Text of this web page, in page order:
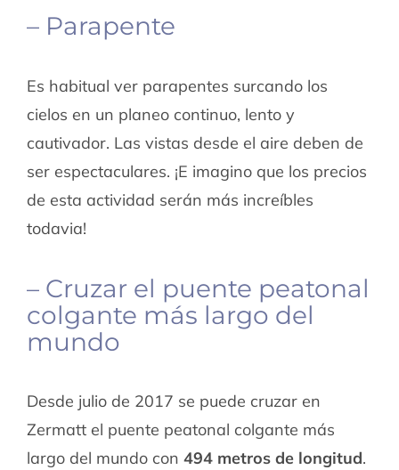
– Parapente
Es habitual ver parapentes surcando los
cielos en un planeo continuo, lento y
cautivador. Las vistas desde el aire deben de
ser espectaculares. ¡E imagino que los precios
de esta actividad serán más increíbles
todavia!
– Cruzar el puente peatonal
colgante más largo del
mundo
Desde julio de 2017 se puede cruzar en
Zermatt el puente peatonal colgante más
largo del mundo con 494 metros de longitud.